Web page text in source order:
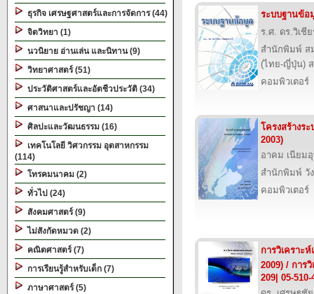
ธุรกิจ เศรษฐศาสตร์และการจัดการ (44)
จิตวิทยา (1)
นวนิยาย อ่านเล่น และนิทาน (9)
วิทยาศาสตร์ (51)
ประวัติศาสตร์และอัตชีวประวัติ (34)
ศาสนาและปรัชญา (14)
ศิลปะและวัฒนธรรม (16)
เทคโนโลยี วิศวกรรม อุตสาหกรรม
(114)
โทรคมนาคม (2)
ทั่วไป (24)
สังคมศาสตร์ (9)
ไม่สังกัดหมวด (2)
คณิตศาสตร์ (7)
การเรียนรู้สำหรับเด็ก (7)
ภาษาศาสตร์ (5)
ระบบฐานข้อ
ร.ศ. ดร.วิเชี
สำนักพิมพ์ ส
(ไทย-ญี่ปุ่น)
คอมพิวเตอร์
โครงสร้างร
2003)
อาคม เนียม
สำนักพิมพ์ วั
คอมพิวเตอร์
การวิเคราะ
2009) / การ
209| 05-510-